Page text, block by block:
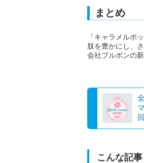
まとめ
「キャラメルポ
肢を豊かにし、
会社ブルボンの
こんな記